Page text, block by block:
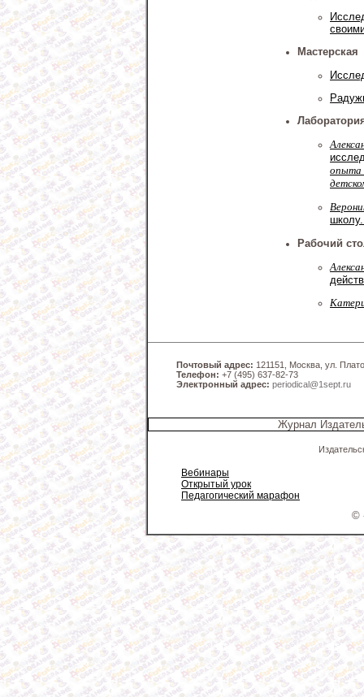
Мастерская
опыта
Рабочий
Почтовый адрес: 121151, Москва, ул.
Телефон: +7 (495) 637-82-73
Электронный адрес: periodical@1sept.ru
Журнал
Вебинары
Открытый урок
Педагогический марафон
©